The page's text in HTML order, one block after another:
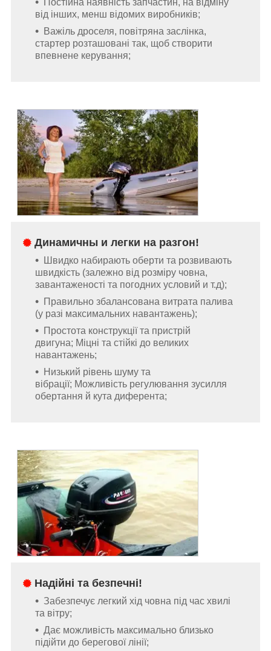
Постійна наявність запчастин, на відміну
від інших, менш відомих виробників;
Важіль дроселя, повітряна заслінка,
стартер розташовані так, щоб створити
впевнене керування;
Динамичны и легки на разгон!
Швидко набирають оберти та розвивають
швидкість (залежно від розміру човна,
завантаженості та погодних условий и т.д);
Правильно збалансована витрата палива
(у разі максимальних навантажень);
Простота конструкції та пристрій
двигуна; Міцні та стійкі до великих
навантажень;
Низький рівень шуму та
вібрації; Можливість регулювання зусилля
обертання й кута диферента;
Надійні та безпечні!
Забезпечує легкий хід човна під час хвилі
та вітру;
Дає можливість максимально близько
підійти до берегової лінії;